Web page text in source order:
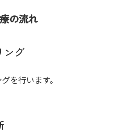
の流れ
ング
を行います。